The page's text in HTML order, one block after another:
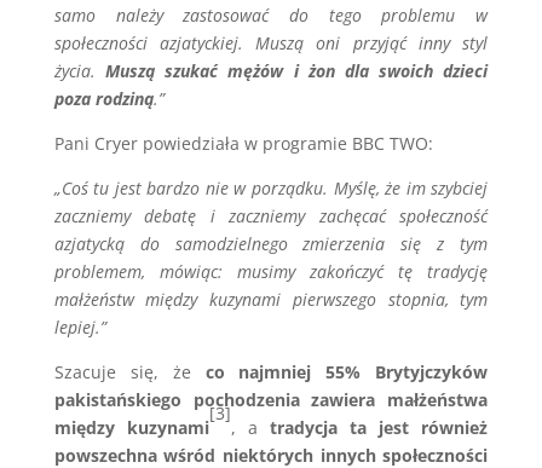
samo należy zastosować do tego problemu w
społeczności azjatyckiej. Muszą oni przyjąć inny styl
życia. Muszą szukać mężów i żon dla swoich dzieci
poza rodziną.”
Pani Cryer powiedziała w programie BBC TWO:
„Coś tu jest bardzo nie w porządku. Myślę, że im szybciej
zaczniemy debatę i zaczniemy zachęcać społeczność
azjatycką do samodzielnego zmierzenia się z tym
problemem, mówiąc: musimy zakończyć tę tradycję
małżeństw między kuzynami pierwszego stopnia, tym
lepiej.”
Szacuje się, że co najmniej 55% Brytyjczyków
pakistańskiego pochodzenia zawiera małżeństwa
między kuzynami
[3]
, atradycja ta jest również
powszechna wśród niektórych innych społeczności